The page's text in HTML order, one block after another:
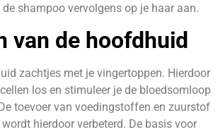
de shampoo vervolgens op je haar aan.
van de hoofdhuid
zachtjes met je vingertoppen. Hierdoor
los en stimuleer je de bloedsomloop
toevoer van voedingstoffen en zuurstof
hierdoor verbeterd. De basis voor